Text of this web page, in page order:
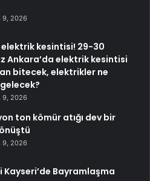
9, 2026
kesintisi! 29-30
Ankara’da elektrik kesintisi
bitecek, elektrikler ne
9, 2026
ton kömür atığı dev bir
9, 2026
Kayseri’de Bayramlaşma